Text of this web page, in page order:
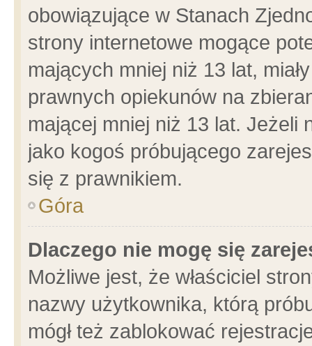
obowiązujące w Stanach
strony internetowe mogące
mających mniej niż 13 lat,
prawnych opiekunów na
mającej mniej niż 13 lat. Jeżeli
jako kogoś próbującego
się z prawnikiem.
Góra
Dlaczego nie mogę się
Możliwe jest, że właściciel
nazwy użytkownika, którą
mógł też zablokować